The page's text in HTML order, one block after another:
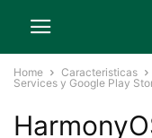
Home Caracteristicas
Services y Google Play